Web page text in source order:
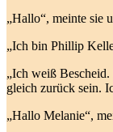
„Hallo“, meinte sie
„Ich bin Phillip
„Ich weiß
gleich zurück sein.
„Hallo Melanie“,